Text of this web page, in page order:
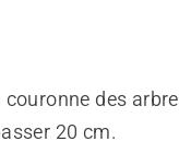
des
20 cm.